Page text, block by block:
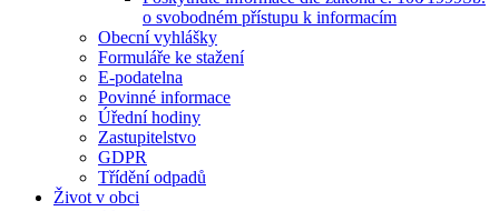
o svobodném přístupu k informacím
Obecní vyhlášky
Formuláře ke stažení
E-podatelna
Povinné informace
Úřední hodiny
Zastupitelstvo
GDPR
Třídění odpadů
Život v obci